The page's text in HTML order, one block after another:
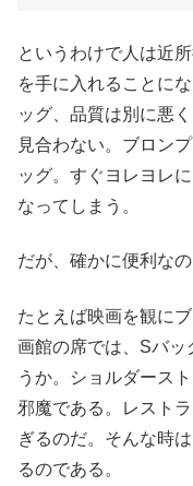
というわけで人は近
を手に入れることに
ッグ、品質は別に悪
見合わない。ブロン
ッグ。すぐヨレヨレ
なってしまう。
だが、確かに便利なの
たとえば映画を観に
画館の席では、Sバッ
うか。ショルダース
邪魔である。レスト
ぎるのだ。そんな時
るのである。